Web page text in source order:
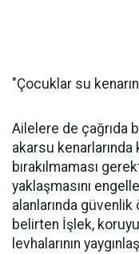
"Çocuklar su
Ailelere de çağrıda
akarsu
bırakılmaması
yaklaşmasını
alanlarında güvenlik
belirten İşlek,
levhalarının